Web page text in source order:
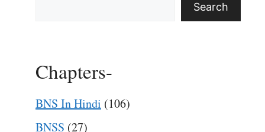
Search
Chapters-
BNS In Hindi (106)
BNSS (27)